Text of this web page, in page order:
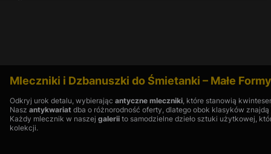
Mleczniki i Dzbanuszki do Śmietanki – Małe
Odkryj urok detalu, wybierając antyczne mleczniki, które stanowią
Nasz antykwariat dba o różnorodność oferty, dlatego obok klasyków
Każdy mlecznik w naszej galerii to samodzielne dzieło sztuki użytkowej,
kolekcji.